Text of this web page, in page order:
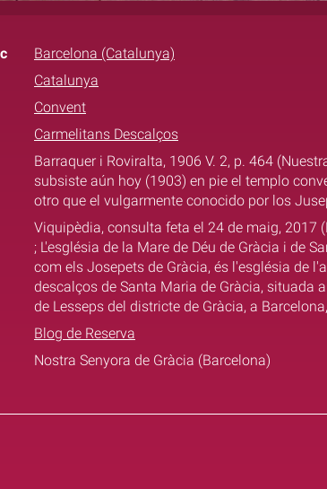
Barcelona (Catalunya)
Catalunya
Convent
Carmelitans Descalços
Barraquer i Roviralta, 1906 V. 2, p. 464
subsiste aún hoy (1903) en pie el templo
otro que el vulgarmente conocido por los
Viquipèdia, consulta feta el 24 de maig, 2017
; L'església de la Mare de Déu de Gràcia i de
com els Josepets de Gràcia, és l'església de
descalços de Santa Maria de Gràcia, situada
de Lesseps del districte de Gràcia, a
Blog de Reserva
Nostra Senyora de Gràcia (Barcelona)